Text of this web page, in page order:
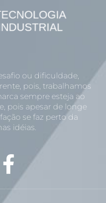
ou dificuldade,
pois, trabalhamos
sempre esteja ao
pois apesar de longe
se faz perto da
idéias.